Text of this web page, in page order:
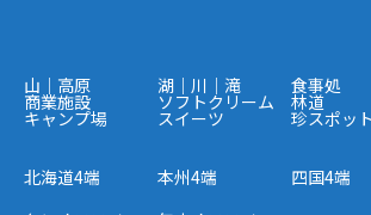
山｜高原 湖｜川｜滝 食事処
商業施設 ソフトクリーム 林道
キャンプ場 スイーツ 珍スポット
北海道4端 本州4端 四国4端